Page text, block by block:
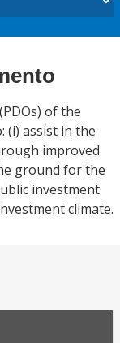
of the
(i) assist in the
improved
ground for the
investment
climate.